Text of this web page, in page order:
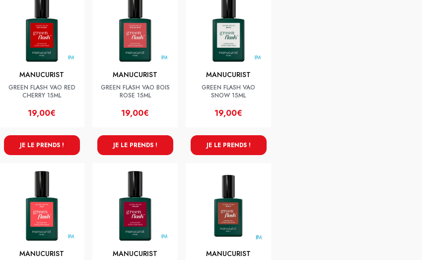
MANUCURIST
GREEN FLASH VAO RED
CHERRY 15ML
19,00€
JE LE PRENDS !
MANUCURIST
GREEN FLASH VAO BOIS
ROSE 15ML
19,00€
JE LE PRENDS !
MANUCURIST
GREEN FLASH VAO
SNOW 15ML
19,00€
JE LE PRENDS !
MANUCURIST MANUCURIST MANUCURIST